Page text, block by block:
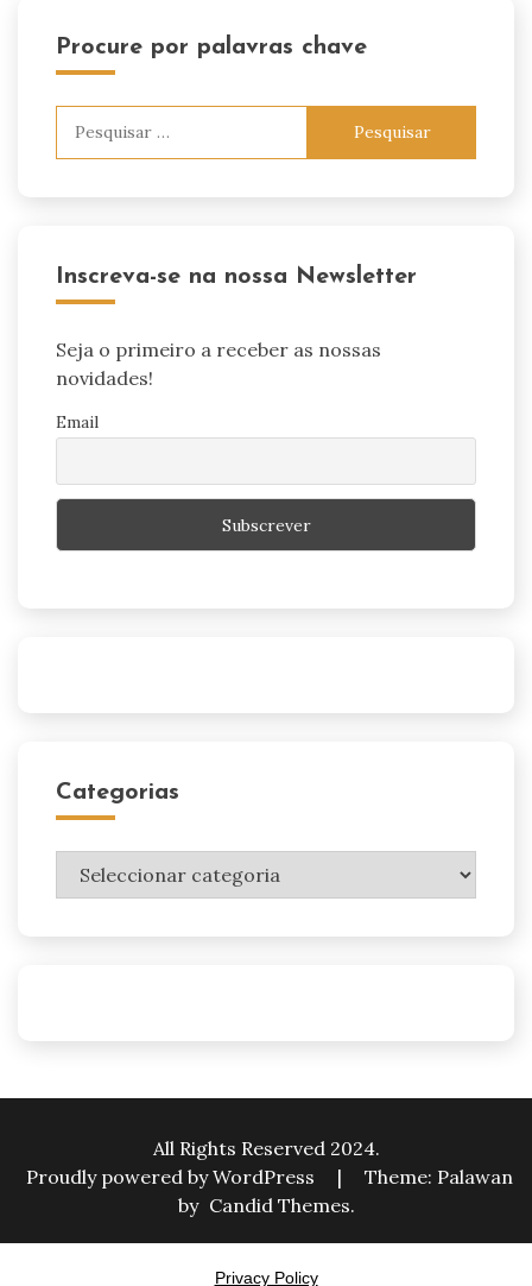
Procure por palavras chave
Inscreva-se na nossa Newsletter
Seja o primeiro a receber as nossas
novidades!
Email
Categorias
Categorias
All Rights Reserved 2024.
Proudly powered by WordPress
|
Theme: Palawan
by Candid Themes.
Privacy Policy